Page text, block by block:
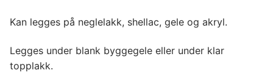
Kan legges på neglelakk, shellac, gele og akryl.
Legges under blank byggegele eller under klar
topplakk.